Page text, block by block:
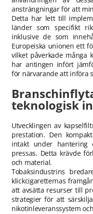
ansträngningar för att
Detta har lett till
länder som specifikt
inklusive de som
Europeiska unionen ett
vilket påverkade många
har antingen infört
för närvarande att införa
teknologisk
Utvecklingen av
prestation. Den
intakt under hantering
pressas. Detta krävde
och material.
Tobaksindustrins
klickcigaretternas
att avsätta resurser till
strategier för att
nikotinleveranssystem